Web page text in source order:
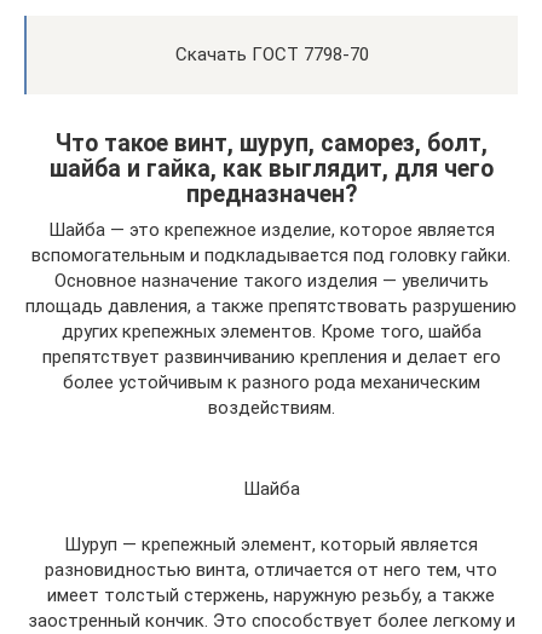
Скачать ГОСТ 7798-70
Что такое винт, шуруп, саморез, болт,
шайба и гайка, как выглядит, для чего
предназначен?
Шайба — это крепежное изделие, которое является
вспомогательным и подкладывается под головку гайки.
Основное назначение такого изделия — увеличить
площадь давления, а также препятствовать разрушению
других крепежных элементов. Кроме того, шайба
препятствует развинчиванию крепления и делает его
более устойчивым к разного рода механическим
воздействиям.
Шайба
Шуруп — крепежный элемент, который является
разновидностью винта, отличается от него тем, что
имеет толстый стержень, наружную резьбу, а также
заостренный кончик. Это способствует более легкому и